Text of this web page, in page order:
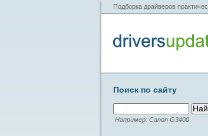
Подборка драйверов
Поиск по сайту
Например: Canon G3400